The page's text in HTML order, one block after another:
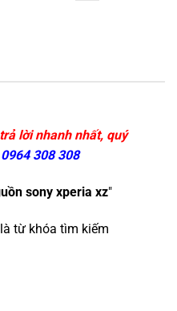
lời nhanh nhất, quý
0964 308 308
sony xperia xz"
là từ khóa tìm kiếm